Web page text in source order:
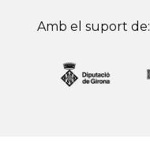
Amb el suport de: